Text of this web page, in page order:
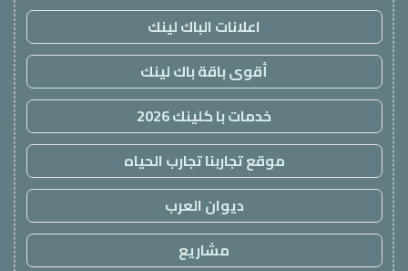
اعلانات الباك لينك
أقوى باقة باك لينك
خدمات با كلينك 2026
موقع تجاربنا تجارب الحياه
ديوان العرب
مشاريع